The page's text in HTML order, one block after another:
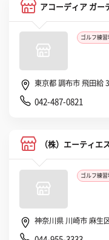
アコーディア ガー
ゴルフ練習
東京都 調布市 飛田給
042-487-0821
（株）エーティエ
ゴルフ練習
神奈川県 川崎市 麻生